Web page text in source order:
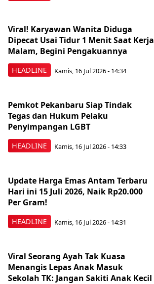
HEADLINE
Viral! Karyawan Wanita Diduga
Dipecat Usai Tidur 1 Menit Saat Kerja
Malam, Begini Pengakuannya
Kamis, 16 Jul 2026 - 14:34
HEADLINE
Pemkot Pekanbaru Siap Tindak
Tegas dan Hukum Pelaku
Penyimpangan LGBT
Kamis, 16 Jul 2026 - 14:33
HEADLINE
Update Harga Emas Antam Terbaru
Hari ini 15 Juli 2026, Naik Rp20.000
Per Gram!
Kamis, 16 Jul 2026 - 14:31
Viral Seorang Ayah Tak Kuasa
Menangis Lepas Anak Masuk
Sekolah TK: Jangan Sakiti Anak Kecil